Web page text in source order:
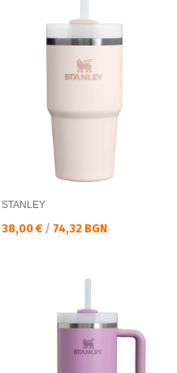
STANLEY
Текуща цена:
38,00 € / 74,32 BGN